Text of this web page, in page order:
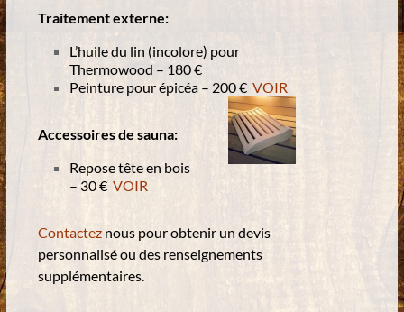
Traitement externe:
L’huile du lin (incolore) pour
Thermowood – 180 €
Peinture pour épicéa – 200 €VOIR
Accessoires de sauna:
Repose tête en bois
– 30 €VOIR
Contactez nous pour obtenir un devis
personnalisé oudes renseignements
supplémentaires.